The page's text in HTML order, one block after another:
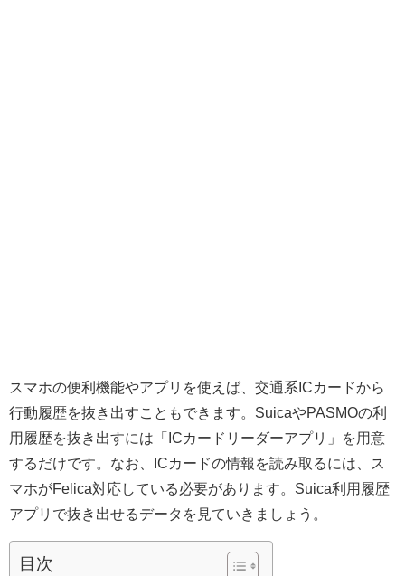
スマホの便利機能やアプリを使えば、交通系ICカードから
行動履歴を抜き出すこともできます。SuicaやPASMOの利
用履歴を抜き出すには「ICカードリーダーアプリ」を用意
するだけです。なお、ICカードの情報を読み取るには、ス
マホがFelica対応している必要があります。Suica利用履歴
アプリで抜き出せるデータを見ていきましょう。
目次